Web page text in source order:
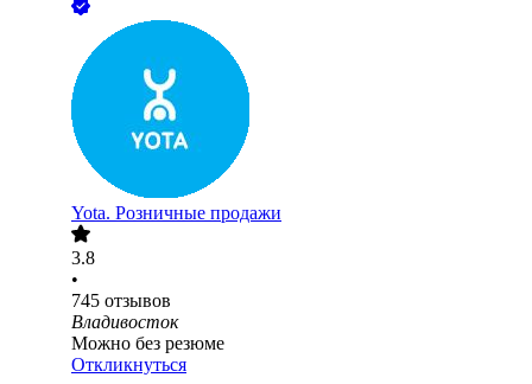
Yota. Розничные продажи
3.8
•
745 отзывов
Владивосток
Можно без резюме
Откликнуться